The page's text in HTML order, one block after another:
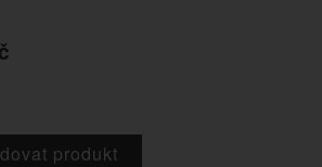
produkt